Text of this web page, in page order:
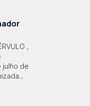
,
julho de